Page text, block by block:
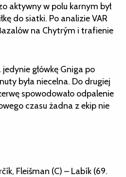
aktywny w polu karnym był
do siatki. Po analizie VAR
na Chytrým i trafienie
główkę Gniga po
była niecelna. Do drugiej
spowodowało odpalenie
czasu żadna z ekip nie
Fleišman (C) – Labík (69.